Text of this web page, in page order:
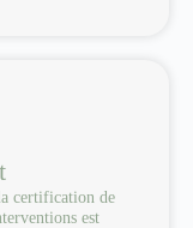
certification de
est